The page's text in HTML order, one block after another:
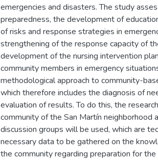
emergencies and disasters. The study
preparedness, the development of
of risks and response strategies in
strengthening of the response capacity of
development of the nursing intervention
community members in emergency
methodological approach to community-
which therefore includes the diagnosis of
evaluation of results. To do this, the
community of the San Martín neighborhood
discussion groups will be used, which are
necessary data to be gathered on the
the community regarding preparation for